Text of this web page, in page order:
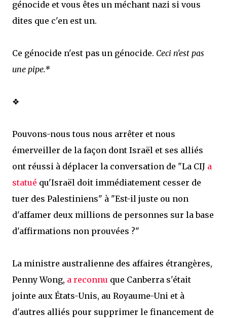
génocide et vous êtes un méchant nazi si vous
dites que c'en est un.
Ce génocide n'est pas un génocide. Ceci n'est pas
une pipe.*
❖
Pouvons-nous tous nous arrêter et nous
émerveiller de la façon dont Israël et ses alliés
ont réussi à déplacer la conversation de "La CIJ a
statué qu'Israël doit immédiatement cesser de
tuer des Palestiniens" à "Est-il juste ou non
d'affamer deux millions de personnes sur la base
d'affirmations non prouvées ?"
La ministre australienne des affaires étrangères,
Penny Wong, a reconnu que Canberra s'était
jointe aux États-Unis, au Royaume-Uni et à
d'autres alliés pour supprimer le financement de